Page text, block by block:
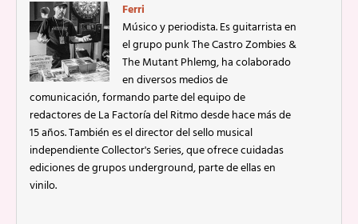
Ferri
Músico y periodista. Es guitarrista en
el grupo punk The Castro Zombies &
The Mutant Phlemg, ha colaborado
en diversos medios de
comunicación, formando parte del equipo de
redactores de La Factoría del Ritmo desde hace más de
15 años. También es el director del sello musical
independiente Collector's Series, que ofrece cuidadas
ediciones de grupos underground, parte de ellas en
vinilo.